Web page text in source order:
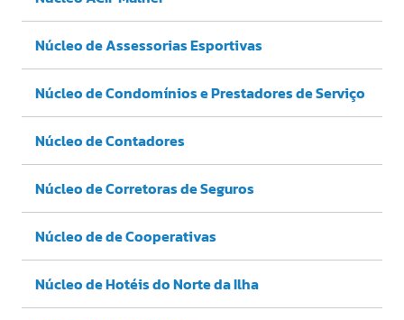
Núcleo de Assessorias Esportivas
Núcleo de Condomínios e Prestadores de Serviço
Núcleo de Contadores
Núcleo de Corretoras de Seguros
Núcleo de de Cooperativas
Núcleo de Hotéis do Norte da Ilha